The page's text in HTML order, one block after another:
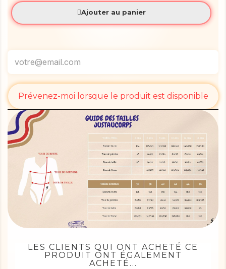
Ajouter au panier
Prévenez-moi lorsque le produit est disponible
LES CLIENTS QUI ONT ACHETÉ CE
PRODUIT ONT ÉGALEMENT
ACHETÉ...